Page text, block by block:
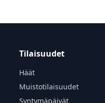
Tilaisuudet
Häät
Muistotilaisuudet
Syntymäpäivät